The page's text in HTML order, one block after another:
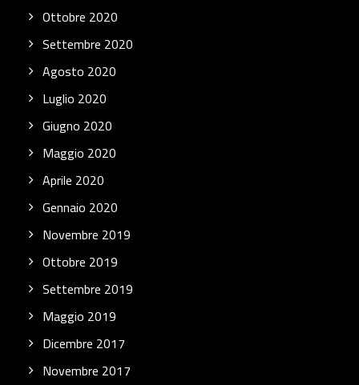
Ottobre 2020
Settembre 2020
Agosto 2020
Luglio 2020
Giugno 2020
Maggio 2020
Aprile 2020
Gennaio 2020
Novembre 2019
Ottobre 2019
Settembre 2019
Maggio 2019
Dicembre 2017
Novembre 2017